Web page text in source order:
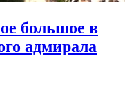
большое в
адмирала